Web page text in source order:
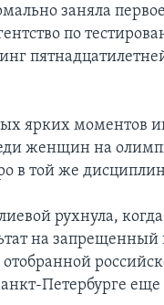
заняла
по
ярких моментов
женщин на
в той же
рухнула,
на запрещенный
Петербурге еще